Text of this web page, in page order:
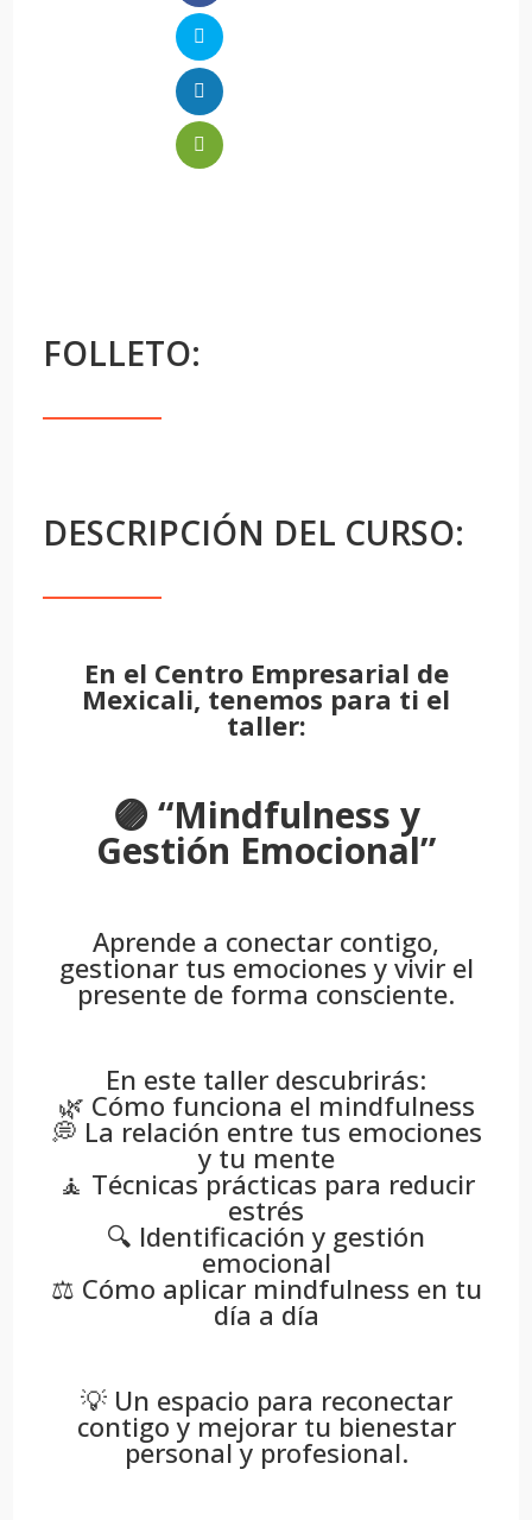
FOLLETO:
DESCRIPCIÓN DEL CURSO:
En el Centro Empresarial de
Mexicali, tenemos para ti el
taller:
🟣 “Mindfulness y
Gestión Emocional”
Aprende a conectar contigo,
gestionar tus emociones y vivir el
presente de forma consciente.
En este taller descubrirás:
🌿 Cómo funciona el mindfulness
💭 La relación entre tus emociones
y tu mente
🧘 Técnicas prácticas para reducir
estrés
🔍 Identificación y gestión
emocional
⚖️ Cómo aplicar mindfulness en tu
día a día
💡 Un espacio para reconectar
contigo y mejorar tu bienestar
personal y profesional.